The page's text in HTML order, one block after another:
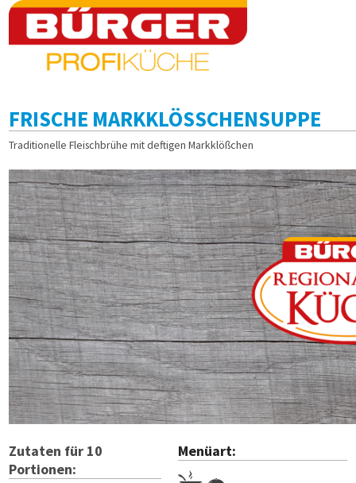
FRISCHE MARKKLÖSSCHENSUPPE
Traditionelle Fleischbrühe mit deftigen Markklößchen
Zutaten für 10
Portionen:
Menüart: